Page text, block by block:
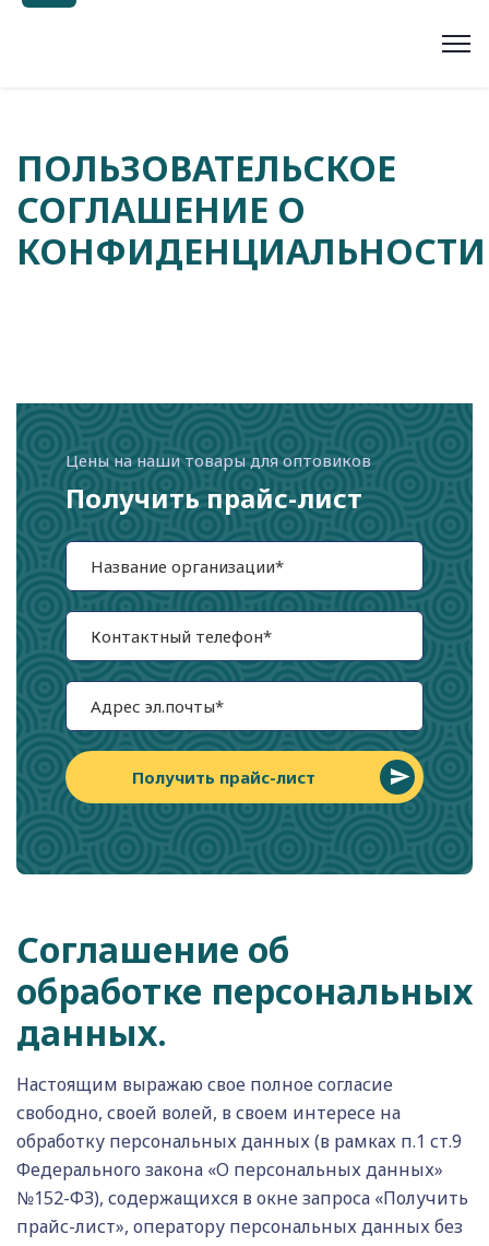
ПОЛЬЗОВАТЕЛЬСКОЕ
СОГЛАШЕНИЕ О
КОНФИДЕНЦИАЛЬНОСТИ
Получить прайс-лист
Цены на наши товары для оптовиков
Получить прайс-лист
Соглашение об
обработке персональных
данных.
Настоящим выражаю свое полное согласие
свободно, своей волей, в своем интересе на
обработку персональных данных (в рамках п.1 ст.9
Федерального закона «О персональных данных»
№152-ФЗ), содержащихся в окне запроса «Получить
прайс-лист», оператору персональных данных без